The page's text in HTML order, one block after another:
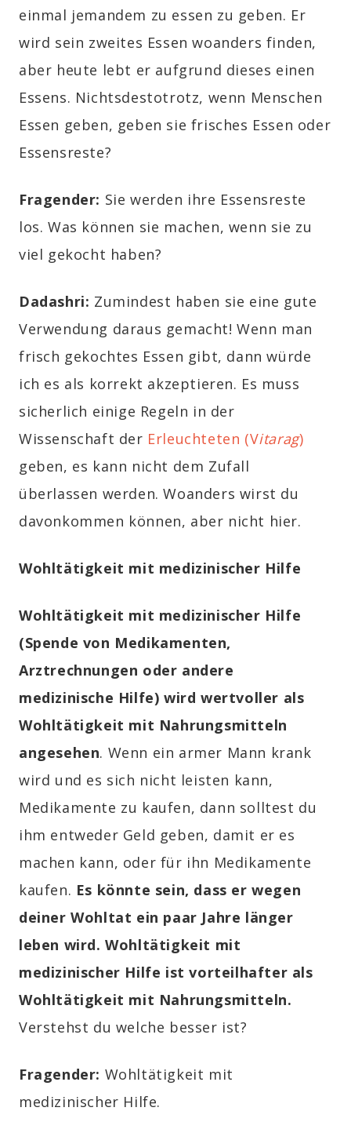
einmal jemandem zu essen zu geben. Er
wird sein zweites Essen woanders finden,
aber heute lebt er aufgrund dieses einen
Essens. Nichtsdestotrotz, wenn Menschen
Essen geben, geben sie frisches Essen oder
Essensreste?
Fragender: Sie werden ihre Essensreste
los. Was können sie machen, wenn sie zu
viel gekocht haben?
Dadashri: Zumindest haben sie eine gute
Verwendung daraus gemacht! Wenn man
frisch gekochtes Essen gibt, dann würde
ich es als korrekt akzeptieren. Es muss
sicherlich einige Regeln in der
Wissenschaft der Erleuchteten (Vitarag)
geben, es kann nicht dem Zufall
überlassen werden. Woanders wirst du
davonkommen können, aber nicht hier.
Wohltätigkeit mit medizinischer Hilfe
Wohltätigkeit mit medizinischer Hilfe
(Spende von Medikamenten,
Arztrechnungen oder andere
medizinische Hilfe) wird wertvoller als
Wohltätigkeit mit Nahrungsmitteln
angesehen. Wenn ein armer Mann krank
wird und es sich nicht leisten kann,
Medikamente zu kaufen, dann solltest du
ihm entweder Geld geben, damit er es
machen kann, oder für ihn Medikamente
kaufen. Es könnte sein, dass er wegen
deiner Wohltat ein paar Jahre länger
leben wird. Wohltätigkeit mit
medizinischer Hilfe ist vorteilhafter als
Wohltätigkeit mit Nahrungsmitteln.
Verstehst du welche besser ist?
Fragender: Wohltätigkeit mit
medizinischer Hilfe.